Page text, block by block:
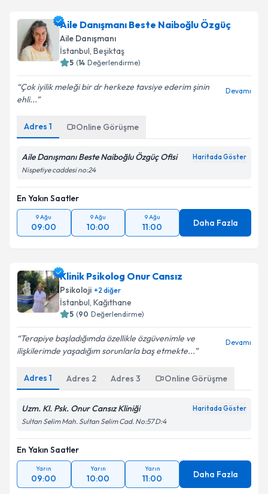
Aile Danışmanı Beste Naiboğlu Özgüç
Aile Danışmanı
İstanbul, Beşiktaş
5 (14 Değerlendirme)
Çok iyilik meleği bir dr herkeze tavsiye ederim şinin
ehli...
Devamı
Adres 1 Online Görüşme
Aile Danışmanı Beste Naiboğlu Özgüç Ofisi Haritada Göster
Nispetiye caddesi no:24
En Yakın Saatler
9 Ağu
09:00
9 Ağu
10:00
9 Ağu
11:00 Daha Fazla
Klinik Psikolog Onur Cansız
Psikoloji +2 diğer
İstanbul, Kağıthane
5 (90 Değerlendirme)
Terapiye başladığımda özellikle özgüvenimle ve
ilişkilerimde yaşadığım sorunlarla baş etmekte...
Devamı
Adres 1 Adres 2 Adres 3 Online Görüşme
Uzm. Kl. Psk. Onur Cansız Kliniği Haritada Göster
Sultan Selim Mah. Sultan Selim Cad. No:57 D:4
En Yakın Saatler
Yarın
09:00
Yarın
10:00
Yarın
11:00 Daha Fazla